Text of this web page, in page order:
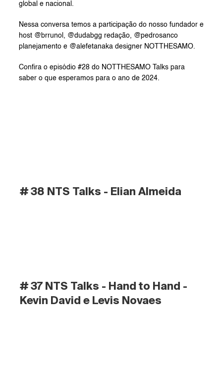
global e nacional.
Nessa conversa temos a participação do nosso fundador e
host @brrunol, @dudabgg redação, @pedrosanco
planejamento e @alefetanaka designer NOTTHESAMO.
Confira o episódio #28 do NOTTHESAMO Talks para
saber o que esperamos para o ano de 2024.
# 38 NTS Talks - Elian Almeida
# 37 NTS Talks - Hand to Hand -
Kevin David e Levis Novaes